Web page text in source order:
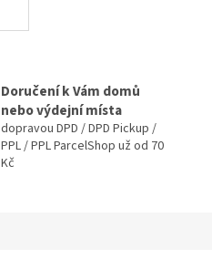
Doručení k Vám domů
nebo výdejní místa
dopravou DPD / DPD Pickup /
PPL / PPL ParcelShop už od 70
Kč